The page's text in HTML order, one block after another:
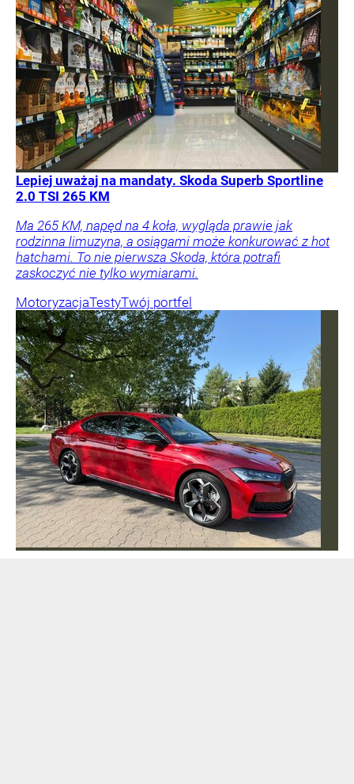
Lepiej uważaj na mandaty. Skoda Superb Sportline
2.0 TSI 265 KM
Ma 265 KM, napęd na 4 koła, wygląda prawie jak
rodzinna limuzyna, a osiągami może konkurować z hot
hatchami. To nie pierwsza Skoda, która potrafi
zaskoczyć nie tylko wymiarami.
MotoryzacjaTestyTwój portfel